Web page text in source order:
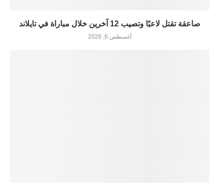
صاعقة تقتل لاعبًا وتصيب 12 آخرين خلال مباراة في تايلاند
أغسطس 6, 2026